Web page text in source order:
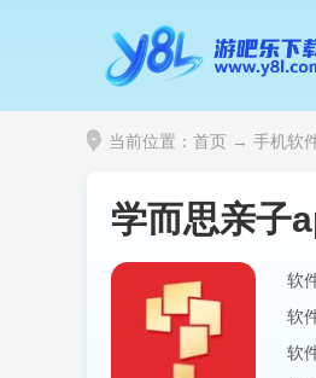
当前位置： 首页 → 手机软
学而思亲子
软
软